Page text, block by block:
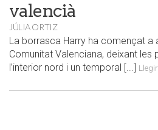
valencià
JÚLIA ORTIZ
La borrasca Harry ha començat a
Comunitat Valenciana, deixant les
l’interior nord i un temporal [...] Llegir